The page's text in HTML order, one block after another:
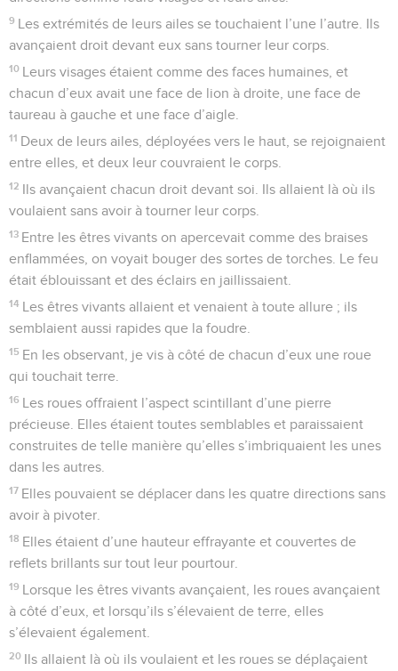
9 Les extrémités de leurs ailes se touchaient l’une l’autre. Ils
avançaient droit devant eux sans tourner leur corps.
10 Leurs visages étaient comme des faces humaines, et
chacun d’eux avait une face de lion à droite, une face de
taureau à gauche et une face d’aigle.
11 Deux de leurs ailes, déployées vers le haut, se rejoignaient
entre elles, et deux leur couvraient le corps.
12 Ils avançaient chacun droit devant soi. Ils allaient là où ils
voulaient sans avoir à tourner leur corps.
13 Entre les êtres vivants on apercevait comme des braises
enflammées, on voyait bouger des sortes de torches. Le feu
était éblouissant et des éclairs en jaillissaient.
14 Les êtres vivants allaient et venaient à toute allure ; ils
semblaient aussi rapides que la foudre.
15 En les observant, je vis à côté de chacun d’eux une roue
qui touchait terre.
16 Les roues offraient l’aspect scintillant d’une pierre
précieuse. Elles étaient toutes semblables et paraissaient
construites de telle manière qu’elles s’imbriquaient les unes
dans les autres.
17 Elles pouvaient se déplacer dans les quatre directions sans
avoir à pivoter.
18 Elles étaient d’une hauteur effrayante et couvertes de
reflets brillants sur tout leur pourtour.
19 Lorsque les êtres vivants avançaient, les roues avançaient
à côté d’eux, et lorsqu’ils s’élevaient de terre, elles
s’élevaient également.
20 Ils allaient là où ils voulaient et les roues se déplaçaient